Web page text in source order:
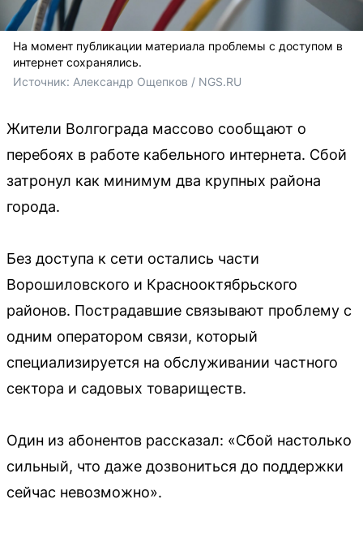
На момент публикации материала проблемы с доступом в
интернет сохранялись.
Источник: Александр Ощепков / NGS.RU
Жители Волгограда массово сообщают о
перебоях в работе кабельного интернета. Сбой
затронул как минимум два крупных района
города.
Без доступа к сети остались части
Ворошиловского и Краснооктябрьского
районов. Пострадавшие связывают проблему с
одним оператором связи, который
специализируется на обслуживании частного
сектора и садовых товариществ.
Один из абонентов рассказал: «Сбой настолько
сильный, что даже дозвониться до поддержки
сейчас невозможно».